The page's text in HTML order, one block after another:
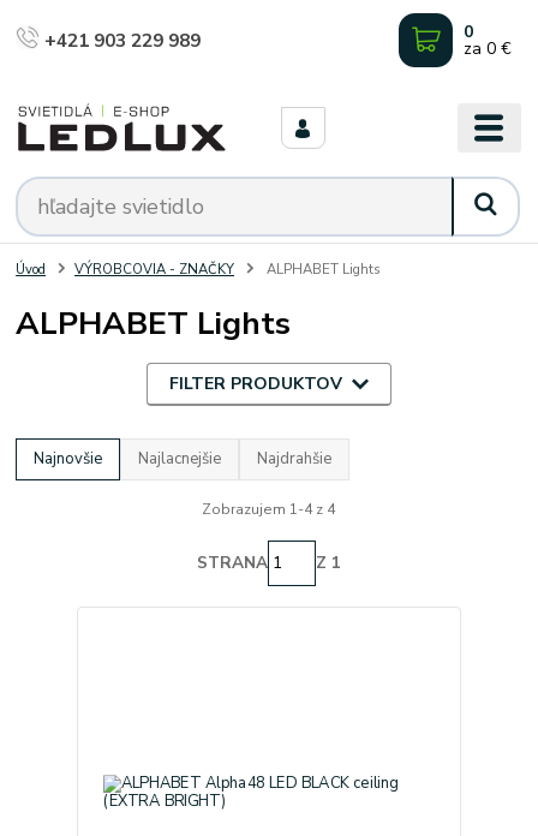
+421 903 229 989 0
za 0 €
Úvod VÝROBCOVIA - ZNAČKY ALPHABET Lights
ALPHABET Lights
FILTER PRODUKTOV
Najnovšie Najlacnejšie Najdrahšie
Zobrazujem 1-4 z 4
STRANA Z 1